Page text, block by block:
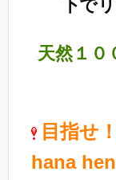
下で
天然１０
目指せ
hana